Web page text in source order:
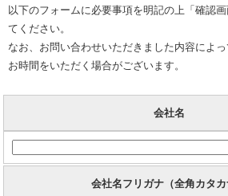
以下のフォームに必要事項を明記の上「確認
てください。
なお、お問い合わせいただきました内容によ
お時間をいただく場合がございます。
会社名
会社名フリガナ（全角カタカ